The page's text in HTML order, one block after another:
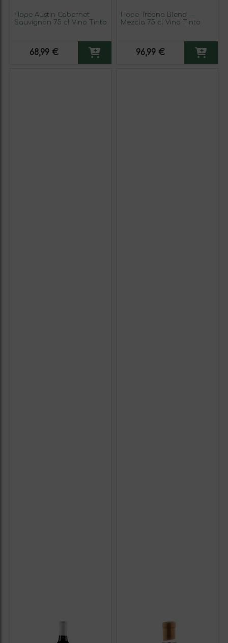
Hope Austin Cabernet
Sauvignon 75 cl Vino Tinto
68,99 €
Hope Treana Blend —
Mezcla 75 cl Vino Tinto
96,99 €